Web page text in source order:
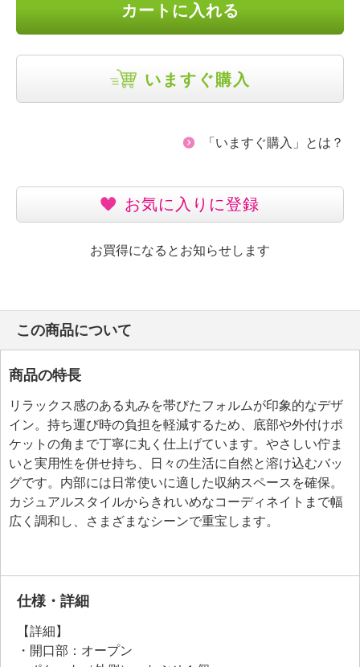
カートに入れる
いますぐ購入
「いますぐ購入」とは？
お気に入りに登録
お買得になるとお知らせします
この商品について
商品の特長
リラックス感のある丸みを帯びたフォルムが印象的なデザ
イン。持ち運び時の負担を軽減するため、底部や外付けポ
ケットの角まで丁寧に丸く仕上げています。やさしい佇ま
いと実用性を併せ持ち、日々の生活に自然と溶け込むバッ
グです。内部には日常使いに適した収納スペースを確保。
カジュアルスタイルからきれいめなコーディネイトまで幅
広く調和し、さまざまなシーンで重宝します。
仕様・詳細
【詳細】
・開口部：オープン